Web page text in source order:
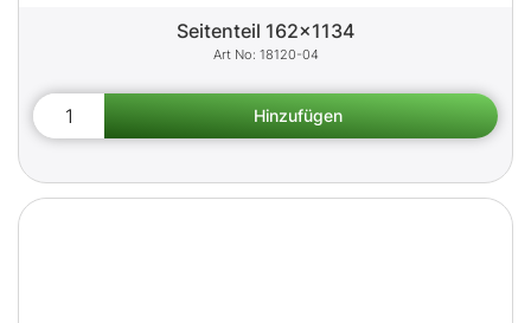
Seitenteil 162x1134
18120-04